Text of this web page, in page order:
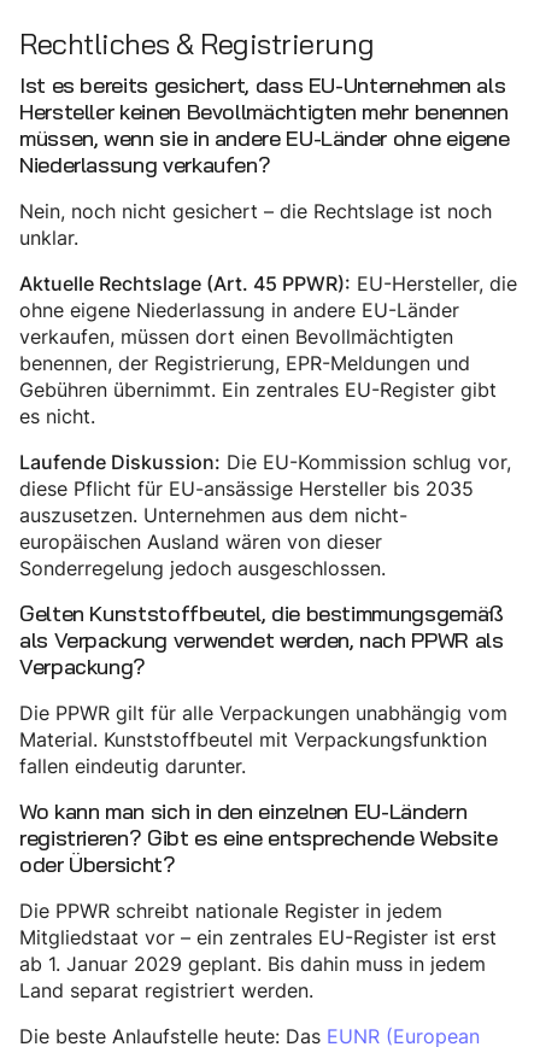
Rechtliches & Registrierung
Ist es bereits gesichert, dass EU-Unternehmen als
Hersteller keinen Bevollmächtigten mehr benennen
müssen, wenn sie in andere EU-Länder ohne eigene
Niederlassung verkaufen?
Nein, noch nicht gesichert – die Rechtslage ist noch
unklar.
Aktuelle Rechtslage (Art. 45 PPWR): EU-Hersteller, die
ohne eigene Niederlassung in andere EU-Länder
verkaufen, müssen dort einen Bevollmächtigten
benennen, der Registrierung, EPR-Meldungen und
Gebühren übernimmt. Ein zentrales EU-Register gibt
es nicht.
Laufende Diskussion: Die EU-Kommission schlug vor,
diese Pflicht für EU-ansässige Hersteller bis 2035
auszusetzen. Unternehmen aus dem nicht-
europäischen Ausland wären von dieser
Sonderregelung jedoch ausgeschlossen.
Gelten Kunststoffbeutel, die bestimmungsgemäß
als Verpackung verwendet werden, nach PPWR als
Verpackung?
Die PPWR gilt für alle Verpackungen unabhängig vom
Material. Kunststoffbeutel mit Verpackungsfunktion
fallen eindeutig darunter.
Wo kann man sich in den einzelnen EU-Ländern
registrieren? Gibt es eine entsprechende Website
oder Übersicht?
Die PPWR schreibt nationale Register in jedem
Mitgliedstaat vor – ein zentrales EU-Register ist erst
ab 1. Januar 2029 geplant. Bis dahin muss in jedem
Land separat registriert werden.
Die beste Anlaufstelle heute: Das EUNR (European